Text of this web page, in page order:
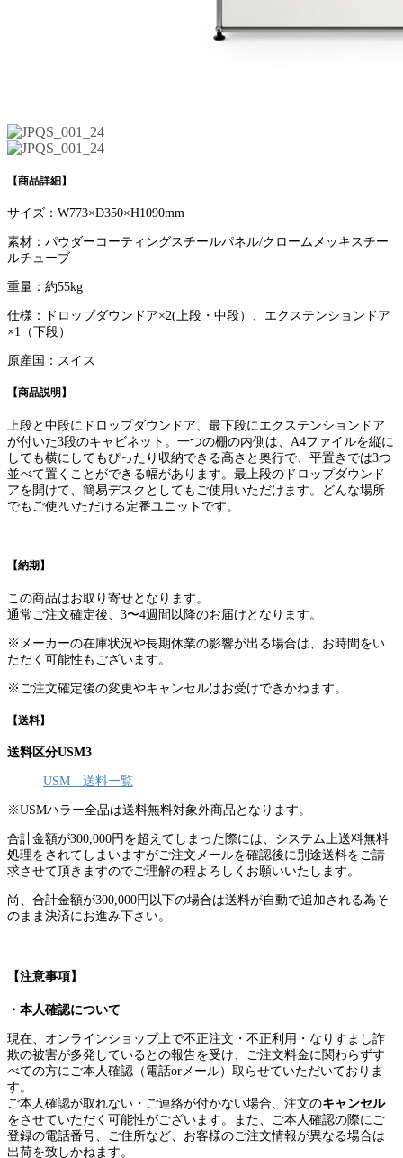
【商品詳細】
サイズ：W773×D350×H1090mm
素材：パウダーコーティングスチールパネル/クロームメッキスチー
ルチューブ
重量：約55kg
仕様：ドロップダウンドア×2(上段・中段）、エクステンションドア
×1（下段）
原産国：スイス
【商品説明】
上段と中段にドロップダウンドア、最下段にエクステンションドア
が付いた3段のキャビネット。一つの棚の内側は、A4ファイルを縦に
しても横にしてもぴったり収納できる高さと奥行で、平置きでは3つ
並べて置くことができる幅があります。最上段のドロップダウンド
アを開けて、簡易デスクとしてもご使用いただけます。どんな場所
でもご使?いただける定番ユニットです。
【納期】
この商品はお取り寄せとなります。
通常ご注文確定後、3〜4週間以降のお届けとなります。
※メーカーの在庫状況や長期休業の影響が出る場合は、お時間をい
ただく可能性もございます。
※ご注文確定後の変更やキャンセルはお受けできかねます。
【送料】
送料区分USM3
USM 送料一覧
※USMハラー全品は送料無料対象外商品となります。
合計金額が300,000円を超えてしまった際には、システム上送料無料
処理をされてしまいますがご注文メールを確認後に別途送料をご請
求させて頂きますのでご理解の程よろしくお願いいたします。
尚、合計金額が300,000円以下の場合は送料が自動で追加される為そ
のまま決済にお進み下さい。
【注意事項】
・本人確認について
現在、オンラインショップ上で不正注文・不正利用・なりすまし詐
欺の被害が多発しているとの報告を受け、ご注文料金に関わらずす
べての方にご本人確認（電話orメール）取らせていただいておりま
す。
ご本人確認が取れない・ご連絡が付かない場合、注文のキャンセル
をさせていただく可能性がございます。また、ご本人確認の際にご
登録の電話番号、ご住所など、お客様のご注文情報が異なる場合は
出荷を致しかねます。